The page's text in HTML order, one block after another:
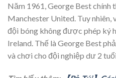
Năm 1961, George Best chính
Manchester United. Tuy nhiên,
đội bóng không được phép ký
Ireland. Thế là George Best
và chơi cho đội nghiệp dư 2